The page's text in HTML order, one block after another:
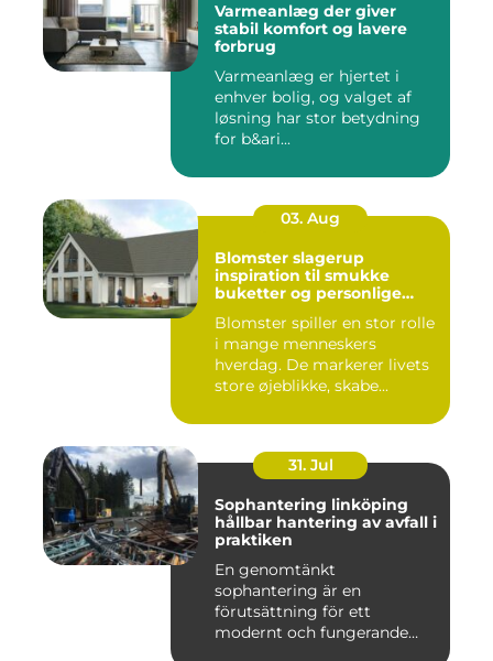
Varmeanlæg der giver
stabil komfort og lavere
forbrug
Varmeanlæg er hjertet i
enhver bolig, og valget af
løsning har stor betydning
for b&ari...
03. Aug
Blomster slagerup
inspiration til smukke
buketter og personlige
Blomster spiller en stor rolle
i mange menneskers
hverdag. De markerer livets
store øjeblikke, skabe...
31. Jul
Sophantering linköping
hållbar hantering av avfall i
praktiken
En genomtänkt
sophantering är en
förutsättning för ett
modernt och fungerande